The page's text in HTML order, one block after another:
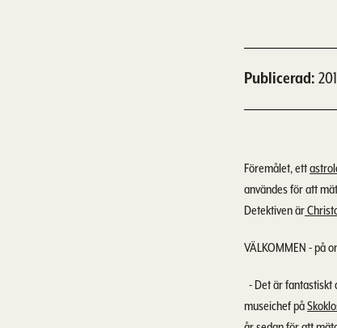
Publicerad
Föremålet, ett
användes för att
Detektiven är
VÄLKOMMEN - på
- Det är fantastiskt
museichef på